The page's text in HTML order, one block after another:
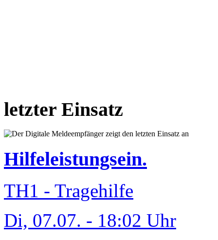
letzter Einsatz
Hilfeleistungsein.
TH1 - Tragehilfe
Di, 07.07. - 18:02 Uhr